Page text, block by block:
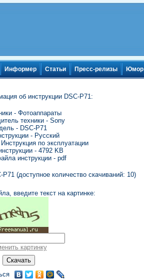
Информер Статьи Пресс-релизы Юмор
об инструкции DSC-P71:
- Фотоаппараты
техники - Sony
- DSC-P71
- Русский
по эксплуатации
- 4792 KB
инструкции - pdf
(доступное количество скачиваний: 10)
введите текст на картинке:
картинку